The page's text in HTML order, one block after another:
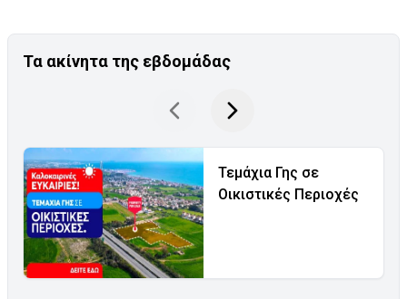
Τα ακίνητα της εβδομάδας
Τεμάχια Γης σε
Οικιστικές Περιοχές